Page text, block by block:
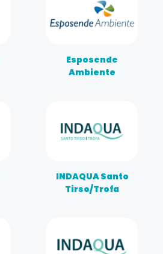
Esposende
Ambiente
INDAQUA Santo
Tirso/Trofa